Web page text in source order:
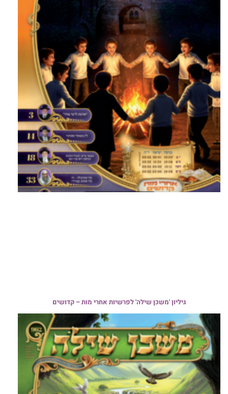
גיליון 'משכן שילה' לפרשיות אחרי מות – קדושים